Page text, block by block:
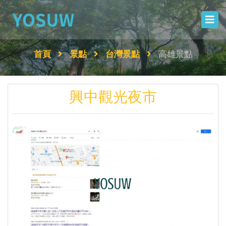
首頁 景點 台灣景點 高雄景點
興中觀光夜市